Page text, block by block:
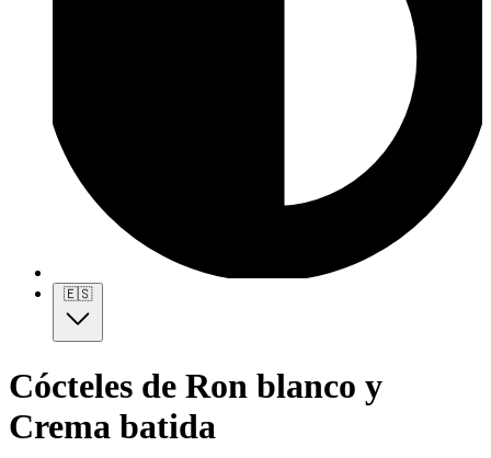
🇪🇸
Cócteles de Ron blanco y
Crema batida